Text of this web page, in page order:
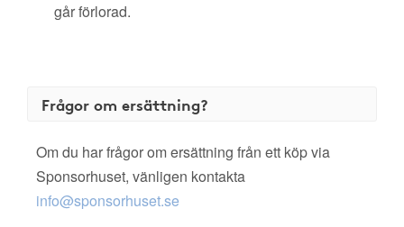
går förlorad.
Frågor om ersättning?
Om du har frågor om ersättning från ett köp via
Sponsorhuset, vänligen kontakta
info@sponsorhuset.se